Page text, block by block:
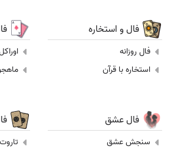
فال و استخاره
فال روزانه
استخاره با قرآن
ماهجونگ
فال عشق
سنجش عشق